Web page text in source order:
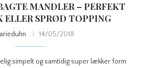
MANDLER – PERFEKT
ELLER SPRØD TOPPING
14/05/2018
simpelt og samtidig super lækker form